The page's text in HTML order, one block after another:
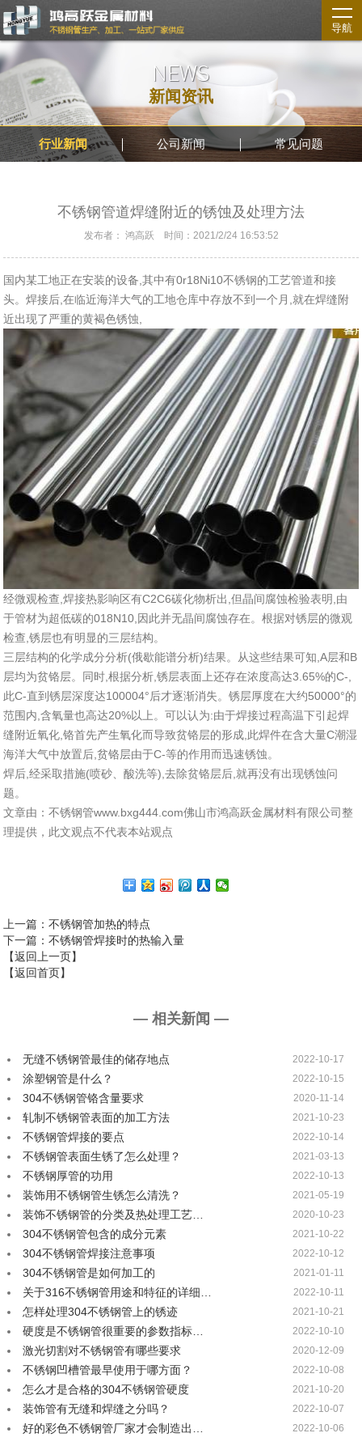
导航
NEWS
新闻资讯
行业新闻 公司新闻 常见问题
不锈钢管道焊缝附近的锈蚀及处理方法
发布者： 鸿高跃 时间：2021/2/24 16:53:52
国内某工地正在安装的设备,其中有0r18Ni10不锈钢的工艺管道和接
头。焊接后,在临近海洋大气的工地仓库中存放不到一个月,就在焊缝附
近出现了严重的黄褐色锈蚀,
经微观检查,焊接热影响区有C2C6碳化物析出,但晶间腐蚀检验表明,由
于管材为超低碳的018N10,因此并无晶间腐蚀存在。根据对锈层的微观
检查,锈层也有明显的三层结构。
三层结构的化学成分分析(俄歇能谱分析)结果。从这些结果可知,A层和B
层均为贫铬层。同时,根据分析,锈层表面上还存在浓度高达3.65%的C-,
此C-直到锈层深度达100004°后才逐渐消失。锈层厚度在大约50000°的
范围内,含氧量也高达20%以上。可以认为:由于焊接过程高温下引起焊
缝附近氧化,铬首先产生氧化而导致贫铬层的形成,此焊件在含大量C潮湿
海洋大气中放置后,贫铬层由于C-等的作用而迅速锈蚀。
焊后,经采取措施(喷砂、酸洗等),去除贫铬层后,就再没有出现锈蚀问
题。
文章由：不锈钢管www.bxg444.com佛山市鸿高跃金属材料有限公司整
理提供，此文观点不代表本站观点
上一篇 ：不锈钢管加热的特点
下一篇 ：不锈钢管焊接时的热输入量
【返回上一页】
【返回首页】
— 相关新闻 —
无缝不锈钢管最佳的储存地点 2022-10-17
涂塑钢管是什么？ 2022-10-15
304不锈钢管铬含量要求 2020-11-14
轧制不锈钢管表面的加工方法 2021-10-23
不锈钢管焊接的要点 2022-10-14
不锈钢管表面生锈了怎么处理？ 2021-03-13
不锈钢厚管的功用 2022-10-13
装饰用不锈钢管生锈怎么清洗？ 2021-05-19
装饰不锈钢管的分类及热处理工艺… 2020-10-23
304不锈钢管包含的成分元素 2021-10-22
304不锈钢管焊接注意事项 2022-10-12
304不锈钢管是如何加工的 2021-01-11
关于316不锈钢管用途和特征的详细… 2022-10-11
怎样处理304不锈钢管上的锈迹 2021-10-21
硬度是不锈钢管很重要的参数指标… 2022-10-10
激光切割对不锈钢管有哪些要求 2020-12-09
不锈钢凹槽管最早使用于哪方面？ 2022-10-08
怎么才是合格的304不锈钢管硬度 2021-10-20
装饰管有无缝和焊缝之分吗？ 2022-10-07
好的彩色不锈钢管厂家才会制造出… 2022-10-06